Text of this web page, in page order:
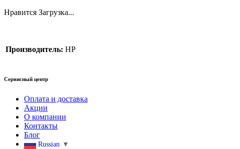
Нравится Загрузка...
Производитель: HP
Сервисный центр
Оплата и доставка
Акции
О компании
Контакты
Блог
Russian ▼